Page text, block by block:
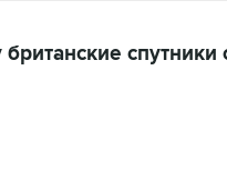
спутники